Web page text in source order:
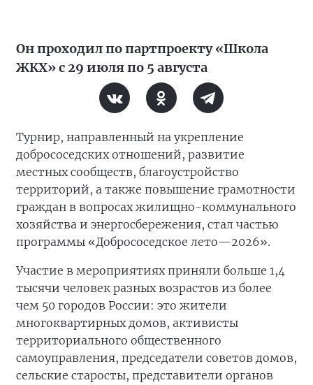
Он проходил по партпроекту «Школа
ЖКХ» с 29 июля по 5 августа
Турнир, направленный на укрепление
добрососедских отношений, развитие
местных сообществ, благоустройство
территорий, а также повышение грамотности
граждан в вопросах жилищно-коммунального
хозяйства и энергосбережения, стал частью
программы «Добрососедское лето—2026».
Участие в мероприятиях приняли больше 1,4
тысячи человек разных возрастов из более
чем 50 городов России: это жители
многоквартирных домов, активисты
территориального общественного
самоуправления, председатели советов домов,
сельские старосты, представители органов